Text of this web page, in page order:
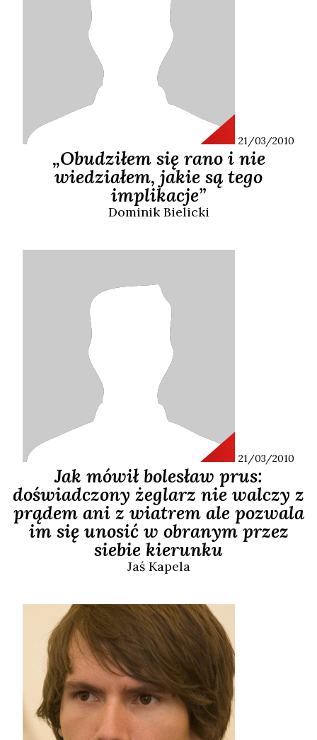
21/03/2010
„Obudziłem się rano i nie
wiedziałem, jakie są tego
implikacje”
DominikBielicki
21/03/2010
Jak mówił bolesław prus:
doświadczony żeglarz nie walczy z
prądem ani z wiatrem ale pozwala
im się unosić w obranym przez
siebie kierunku
JaśKapela